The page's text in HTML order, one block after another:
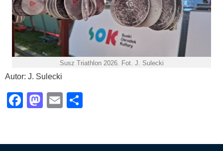
Susz Triathlon 2026. Fot. J. Sulecki
Autor: J. Sulecki
Facebook
Mastodon
Email